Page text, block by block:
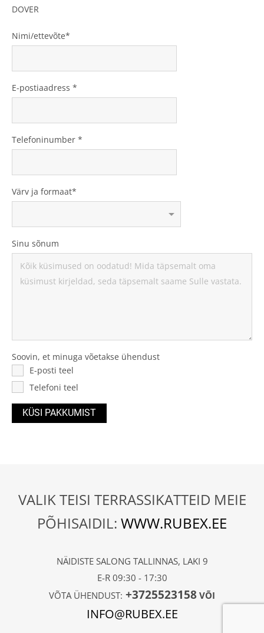
DOVER
Nimi/ettevõte
E-postiaadress
Telefoninumber
Värv ja formaat
Sinu sõnum
Soovin, et minuga võetakse ühendust
E-posti teel
Telefoni teel
VALIK TEISI TERRASSIKATTEID MEIE
PÕHISAIDIL: WWW.RUBEX.EE
NÄIDISTE SALONG TALLINNAS, LAKI 9
E-R 09:30 - 17:30
VÕTA ÜHENDUST: +3725523158 VÕI
INFO@RUBEX.EE